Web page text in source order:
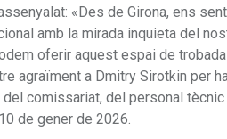
«Des de Girona, ens
amb la mirada inquieta del
oferir aquest espai de
agraïment a Dmitry Sirotkin per
comissariat, del personal
de gener de 2026.